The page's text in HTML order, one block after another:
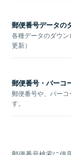
郵便番号データの
各種データのダウ
更新）
郵便番号・バーコ
郵便番号や、バー
す。